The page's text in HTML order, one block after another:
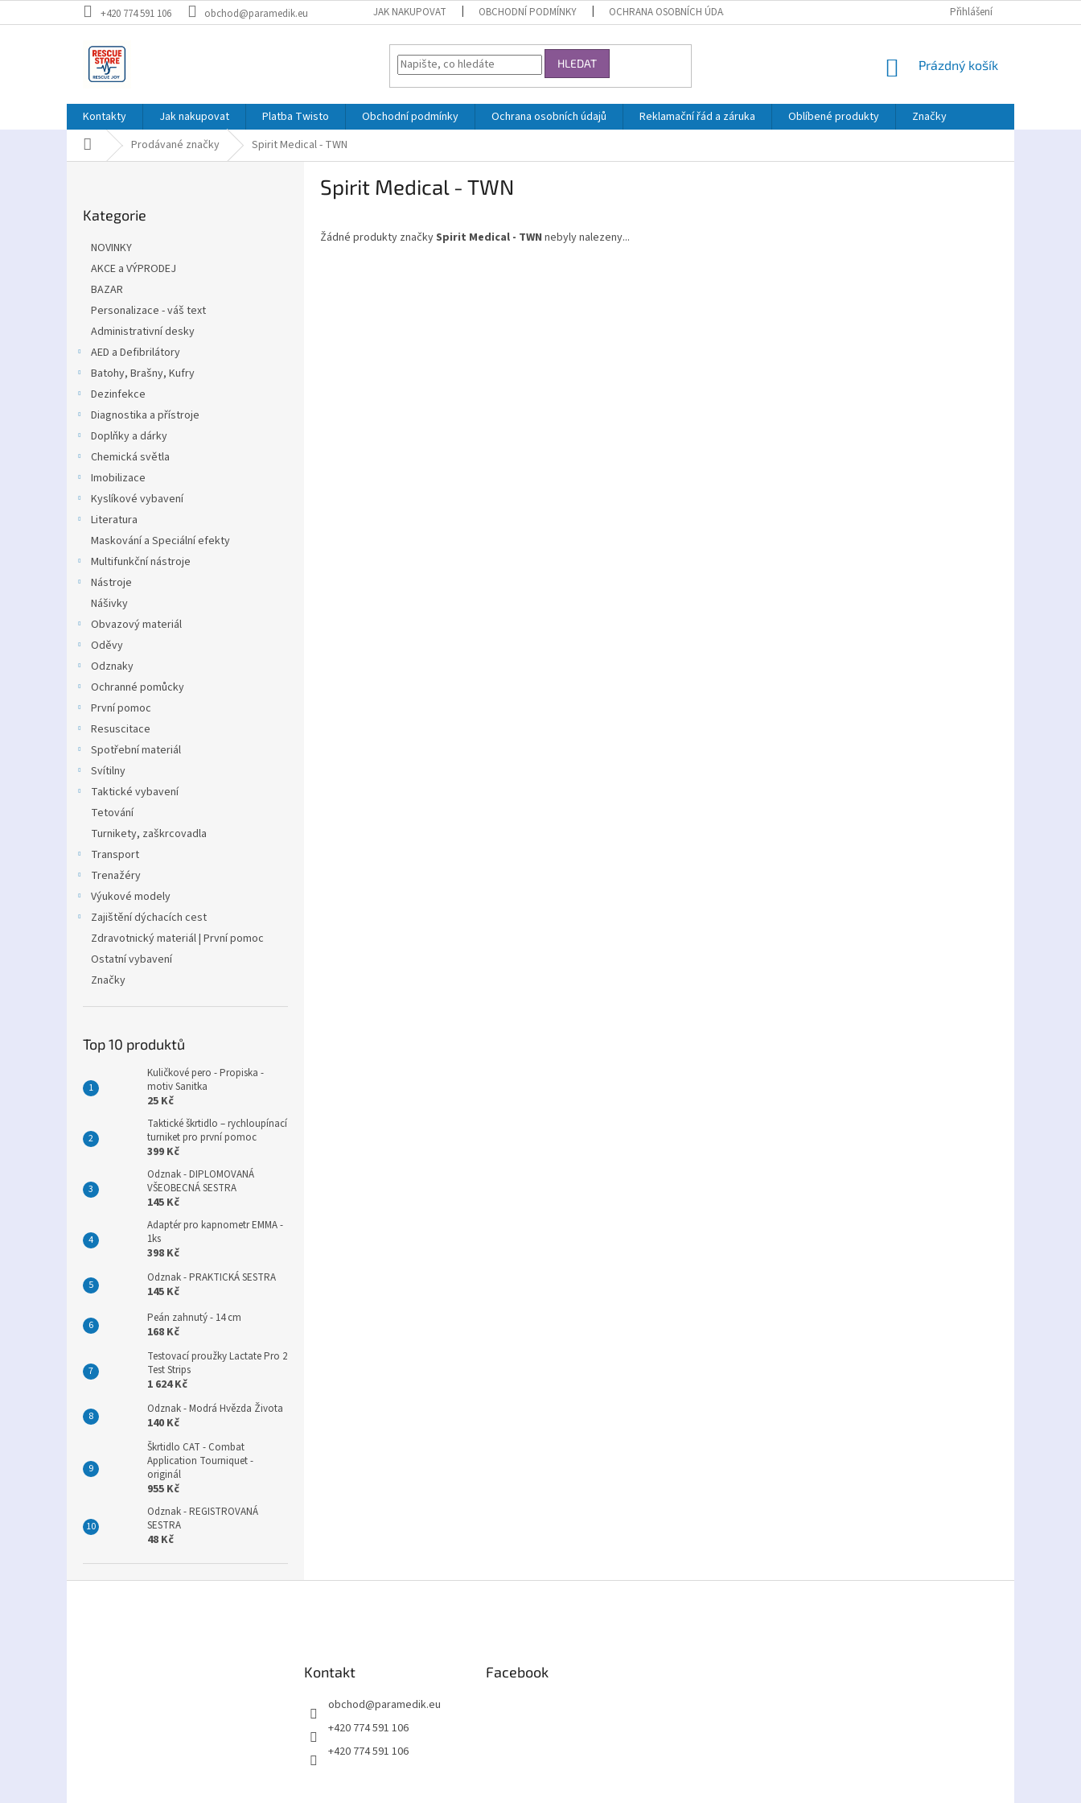
na
+420 774 591 106 obchod@paramedik.eu JAK NAKUPOVAT OBCHODNÍ PODMÍNKY OCHRANA OSOBNÍCH ÚDAJŮ Přihlášení
HLEDAT
NÁKUPNÍ
Prázdný košík
Kontakty Jak nakupovat Platba Twisto Obchodní podmínky Ochrana osobních údajů Reklamační řád a záruka Oblíbené produkty
Značky
Domů Prodávané značky Spirit Medical - TWN
kategorie
Kategorie
NOVINKY
AKCE a VÝPRODEJ
BAZAR
Personalizace - váš text
Administrativní desky
AED a Defibrilátory
Batohy, Brašny, Kufry
Dezinfekce
Diagnostika a přístroje
Doplňky a dárky
Chemická světla
Imobilizace
Kyslíkové vybavení
Literatura
Maskování a Speciální efekty
Multifunkční nástroje
Nástroje
Nášivky
Obvazový materiál
Oděvy
Odznaky
Ochranné pomůcky
První pomoc
Resuscitace
Spotřební materiál
Svítilny
Taktické vybavení
Tetování
Turnikety, zaškrcovadla
Transport
Trenažéry
Výukové modely
Zajištění dýchacích cest
Zdravotnický materiál | První pomoc
Ostatní vybavení
Značky
Top 10 produktů
Kuličkové pero - Propiska -
motiv Sanitka
25 Kč
Taktické škrtidlo – rychloupínací
turniket pro první pomoc
399 Kč
Odznak - DIPLOMOVANÁ
VŠEOBECNÁ SESTRA
145 Kč
Adaptér pro kapnometr EMMA -
1ks
398 Kč
Odznak - PRAKTICKÁ SESTRA
145 Kč
Peán zahnutý - 14 cm
168 Kč
Testovací proužky Lactate Pro 2
Test Strips
1 624 Kč
Odznak - Modrá Hvězda Života
140 Kč
Škrtidlo CAT - Combat
Application Tourniquet -
originál
955 Kč
Odznak - REGISTROVANÁ
SESTRA
48 Kč
Spirit Medical - TWN
Žádné produkty značkySpirit Medical - TWN nebyly nalezeny...
Kontakt
obchod@paramedik.eu
+420 774 591 106
+420 774 591 106
Facebook